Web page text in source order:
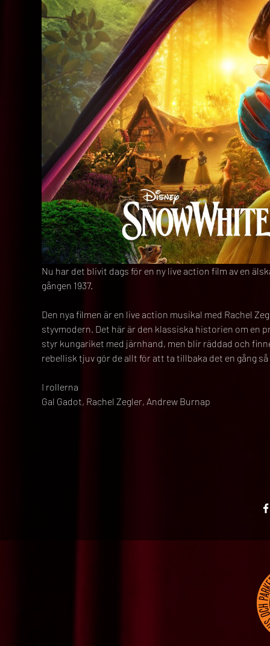
Nu har det blivit dags för en ny live action film av en
gången 1937.
Den nya filmen är en live action musikal med Rachel
styvmodern. Det här är den klassiska historien om en
styr kungariket med järnhand, men blir räddad och
rebellisk tjuv gör de allt för att ta tillbaka det en gång
I rollerna
Gal Gadot, Rachel Zegler, Andrew Burnap